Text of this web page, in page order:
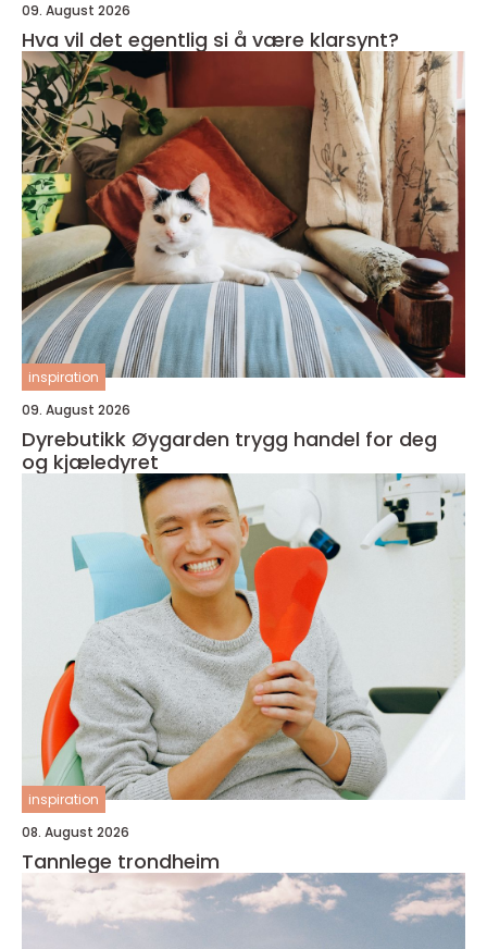
09. August 2026
Hva vil det egentlig si å være klarsynt?
inspiration
09. August 2026
Dyrebutikk Øygarden trygg handel for deg
og kjæledyret
inspiration
08. August 2026
Tannlege trondheim